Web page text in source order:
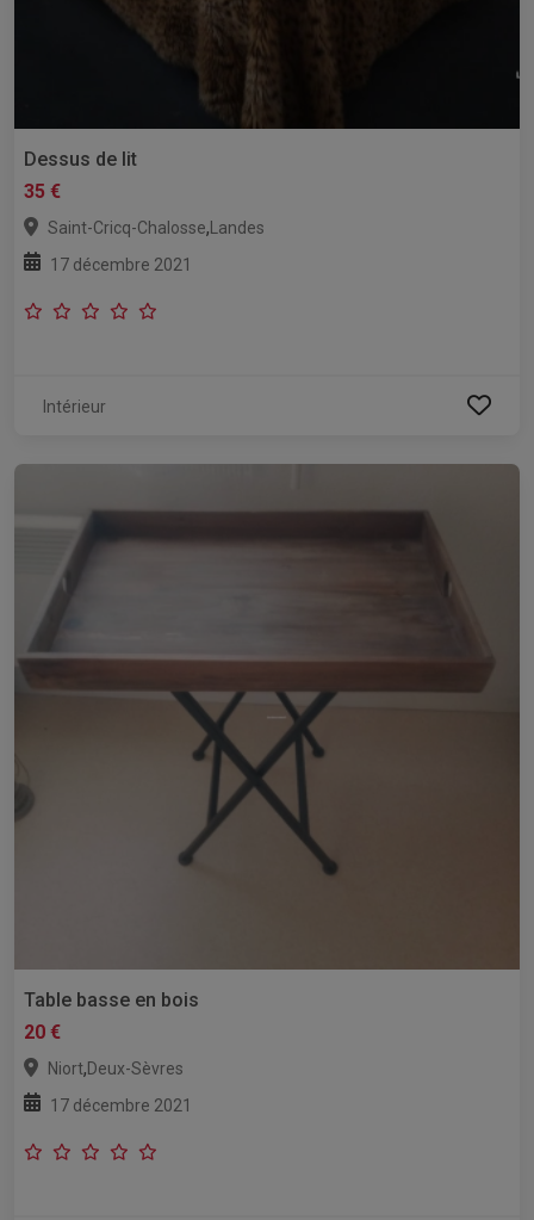
Dessus de lit
35 €
Saint-Cricq-Chalosse, Landes
17 décembre 2021
Intérieur
Table basse en bois
20 €
Niort,Deux-Sèvres
17 décembre 2021